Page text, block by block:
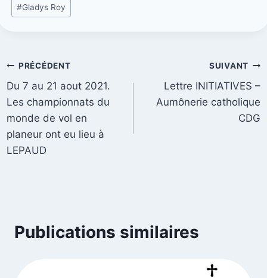
#Gladys Roy
PRÉCÉDENT
Du 7 au 21 aout 2021.
Les championnats du
monde de vol en
planeur ont eu lieu à
LEPAUD
SUIVANT
Lettre INITIATIVES –
Aumônerie catholique
CDG
Publications similaires